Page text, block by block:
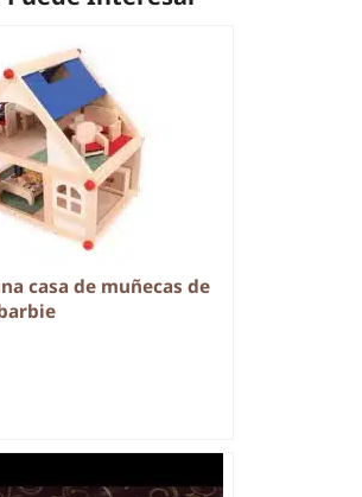
casa de muñecas de